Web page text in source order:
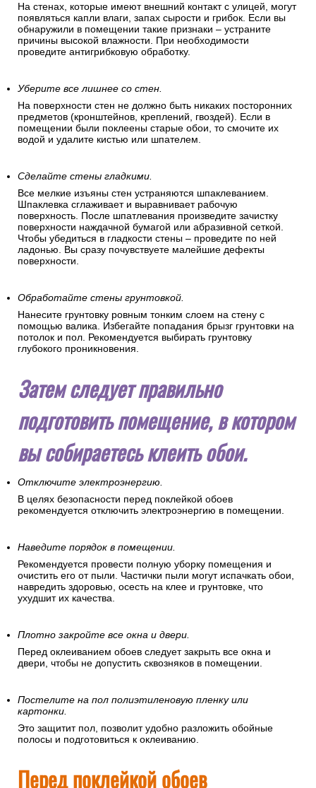
На стенах, которые имеют внешний контакт с улицей, могут
появляться капли влаги, запах сырости и грибок. Если вы
обнаружили в помещении такие признаки – устраните
причины высокой влажности. При необходимости
проведите антигрибковую обработку.
Уберите все лишнее со стен.
На поверхности стен не должно быть никаких посторонних
предметов (кронштейнов, креплений, гвоздей). Если в
помещении были поклеены старые обои, то смочите их
водой и удалите кистью или шпателем.
Сделайте стены гладкими.
Все мелкие изъяны стен устраняются шпаклеванием.
Шпаклевка сглаживает и выравнивает рабочую
поверхность. После шпатлевания произведите зачистку
поверхности наждачной бумагой или абразивной сеткой.
Чтобы убедиться в гладкости стены – проведите по ней
ладонью. Вы сразу почувствуете малейшие дефекты
поверхности.
Обработайте стены грунтовкой.
Нанесите грунтовку ровным тонким слоем на стену с
помощью валика. Избегайте попадания брызг грунтовки на
потолок и пол. Рекомендуется выбирать грунтовку
глубокого проникновения.
Затем следует правильно
подготовить помещение, в котором
вы собираетесь клеить обои.
Отключите электроэнергию.
В целях безопасности перед поклейкой обоев
рекомендуется отключить электроэнергию в помещении.
Наведите порядок в помещении.
Рекомендуется провести полную уборку помещения и
очистить его от пыли. Частички пыли могут испачкать обои,
навредить здоровью, осесть на клее и грунтовке, что
ухудшит их качества.
Плотно закройте все окна и двери.
Перед оклеиванием обоев следует закрыть все окна и
двери, чтобы не допустить сквозняков в помещении.
Постелите на пол полиэтиленовую пленку или
картонки.
Это защитит пол, позволит удобно разложить обойные
полосы и подготовиться к оклеиванию.
Перед поклейкой обоев